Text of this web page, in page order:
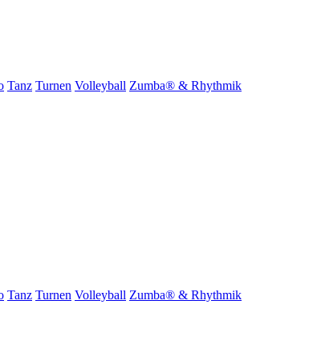
Tanz Turnen Volleyball Zumba® & Rhythmik
Tanz Turnen Volleyball Zumba® & Rhythmik